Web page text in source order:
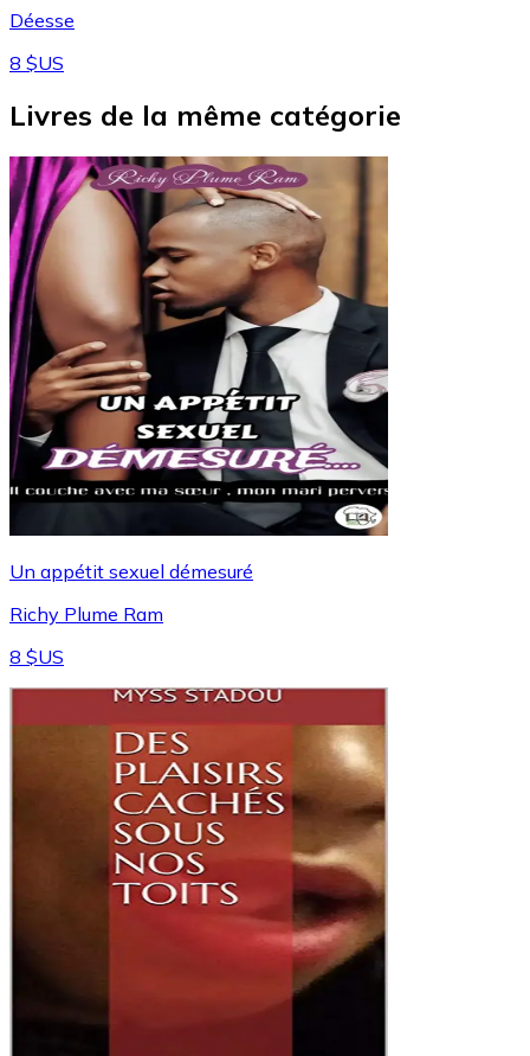
Déesse
8 $US
Livres de la même catégorie
Un appétit sexuel démesuré
Richy Plume Ram
8 $US